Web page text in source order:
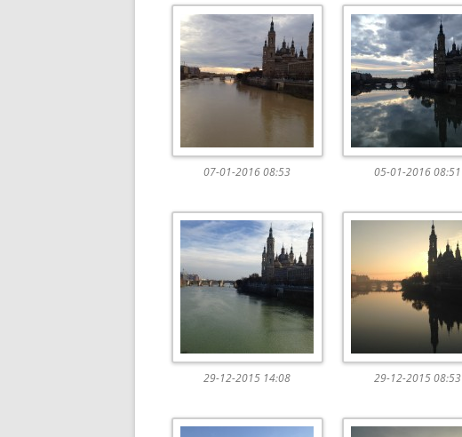
07-01-2016 08:53 05-01-2016 08:51
29-12-2015 14:08 29-12-2015 08:53